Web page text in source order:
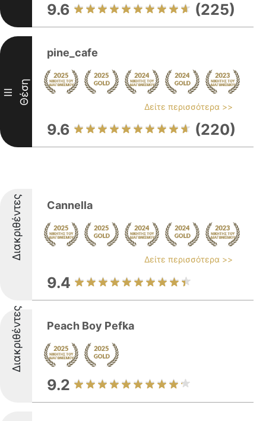
9.6 (225)
III Θέση
pine_cafe
Δείτε περισσότερα >>
9.6 (220)
Διακριθέντες Cannella
Δείτε περισσότερα >>
9.4
Διακριθέντες Peach Boy Pefka
9.2